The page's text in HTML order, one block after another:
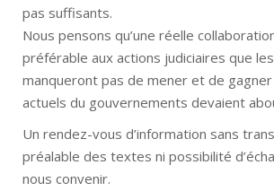
pas suffisants.
Nous pensons qu’une réelle
préférable aux actions judiciaires que
manqueront pas de mener et de
actuels du gouvernements devaient
Un rendez-vous d’information sans
préalable des textes ni possibilité
nous convenir.